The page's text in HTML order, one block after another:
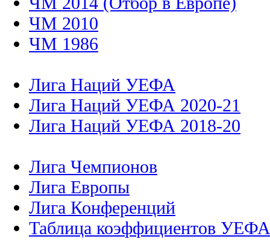
ЧМ 2010
ЧМ 1986
Лига Наций УЕФА
Лига Наций УЕФА 2020-21
Лига Наций УЕФА 2018-20
Лига Чемпионов
Лига Европы
Лига Конференций
Таблица коэффициентов УЕФА